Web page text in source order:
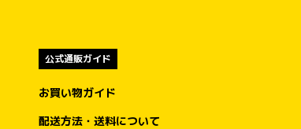
公式通販ガイド
お買い物ガイド
配送方法・送料について